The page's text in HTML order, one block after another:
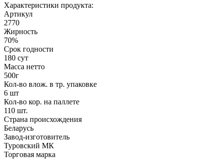
Характеристики продукта:
Артикул
2770
Жирность
70%
Срок годности
180 сут
Масса нетто
500г
Кол-во влож. в тр. упаковке
6 шт
Кол-во кор. на паллете
110 шт.
Страна происхождения
Беларусь
Завод-изготовитель
Туровский МК
Торговая марка